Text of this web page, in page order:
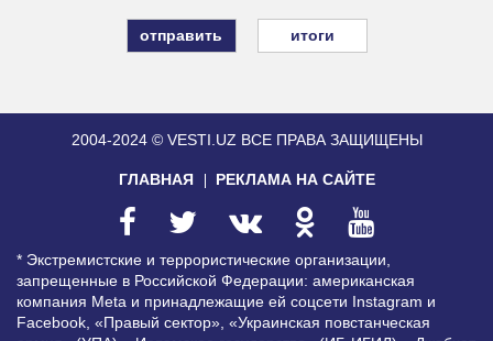
итоги
2004-2024 © VESTI.UZ ВСЕ ПРАВА ЗАЩИЩЕНЫ
ГЛАВНАЯ РЕКЛАМА НА САЙТЕ
* Экстремистские и террористические организации,
запрещенные в Российской Федерации: американская
компания Meta и принадлежащие ей соцсети Instagram и
Facebook, «Правый сектор», «Украинская повстанческая